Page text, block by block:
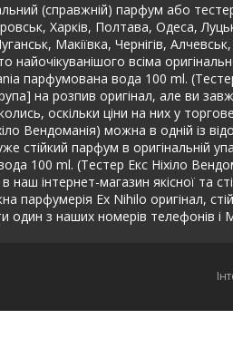
(справжній) парфум або
Харків, Полтава, Одеса,
Макіївка, Чернігів,
найочікуванішого всіма
парфумована вода 100 ml.
на розпив оригінал, але ви
оскільки ціни на них у
Вендоманія) можна в одній із
стійкий парфум в
100 ml. (Тестер Екс Ніхіло
наш інтернет-магазин якісної та
парфумерія Ex Nihilo оригінал,
один з наших номерів телефонів